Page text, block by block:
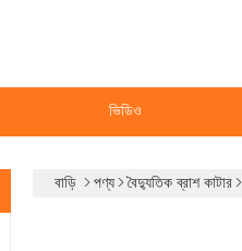
ভিডিও
বাড়ি পণ্য বৈদ্যুতিক ব্রাশ কাটার